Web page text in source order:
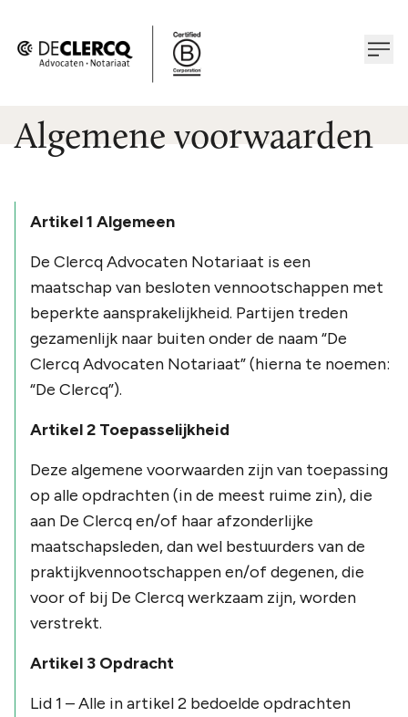
Algemene voorwaarden
Artikel 1 Algemeen
De Clercq Advocaten Notariaat is een
maatschap van besloten vennootschappen met
beperkte aansprakelijkheid. Partijen treden
gezamenlijk naar buiten onder de naam “De
Clercq Advocaten Notariaat” (hierna te noemen:
“De Clercq”).
Artikel 2 Toepasselijkheid
Deze algemene voorwaarden zijn van toepassing
op alle opdrachten (in de meest ruime zin), die
aan De Clercq en/of haar afzonderlijke
maatschapsleden, dan wel bestuurders van de
praktijkvennootschappen en/of degenen, die
voor of bij De Clercq werkzaam zijn, worden
verstrekt.
Artikel 3 Opdracht
Lid 1 – Alle in artikel 2 bedoelde opdrachten